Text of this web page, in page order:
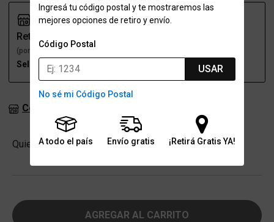
Ingresá tu código postal y te mostraremos las
mejores opciones de retiro y envío.
Código Postal
USAR
No sé mi Código Postal
A todo el país Envío gratis ¡Retirá Gratis YA!
Retiro
(por una sucursal)
Seleccioná talle Seleccioná talle
Consultar stock en sucursales
Quiero -
Cantidad +
AGREGAR AL CARRITO